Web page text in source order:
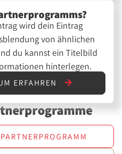
wird dein Eintrag
von ähnlichen
du kannst ein Titelbild
hinterlegen.
ERFAHREN